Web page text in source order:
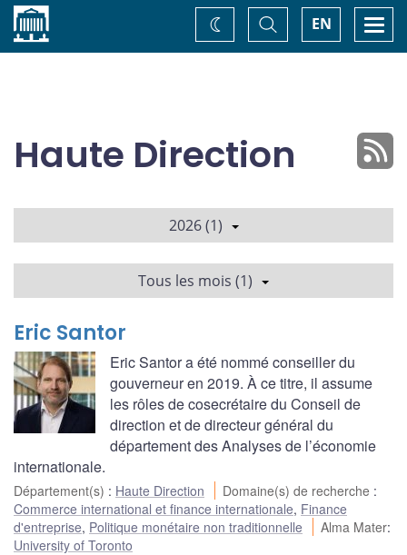
Accueil EN
Basculer
la
recherche
Changez
de
Haute Direction
2026 (1)
Tous les mois (1)
Eric Santor
Eric Santor a été nommé conseiller du
gouverneur en 2019. À ce titre, il assume
les rôles de cosecrétaire du Conseil de
direction et de directeur général du
département des Analyses de l’économie
internationale.
Département(s) : Haute Direction Domaine(s) de recherche :
Commerce international et finance internationale, Finance
d'entreprise, Politique monétaire non traditionnelle Alma Mater:
University of Toronto